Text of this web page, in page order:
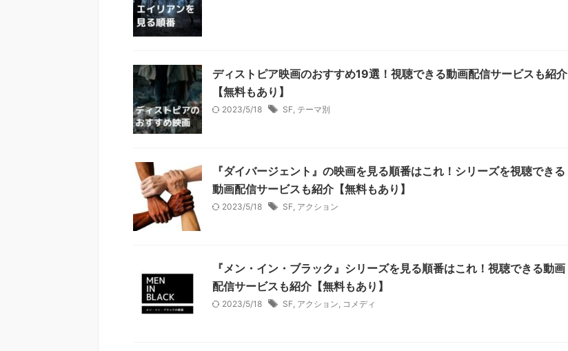
ディストピア映画のおすすめ19選！視聴できる動画配信サービスも紹介
【無料もあり】
2023/5/18 SF, テーマ別
『ダイバージェント』の映画を見る順番はこれ！シリーズを視聴できる
動画配信サービスも紹介【無料もあり】
2023/5/18 SF, アクション
『メン・イン・ブラック』シリーズを見る順番はこれ！視聴できる動画
配信サービスも紹介【無料もあり】
2023/5/18 SF, アクション, コメディ